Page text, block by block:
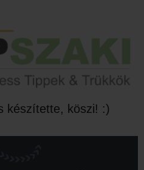
készítette, köszi! :)